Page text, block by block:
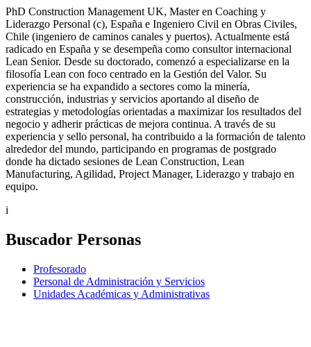
PhD Construction Management UK, Master en Coaching y
Liderazgo Personal (c), España e Ingeniero Civil en Obras Civiles,
Chile (ingeniero de caminos canales y puertos). Actualmente está
radicado en España y se desempeña como consultor internacional
Lean Senior. Desde su doctorado, comenzó a especializarse en la
filosofía Lean con foco centrado en la Gestión del Valor. Su
experiencia se ha expandido a sectores como la minería,
construcción, industrias y servicios aportando al diseño de
estrategias y metodologías orientadas a maximizar los resultados del
negocio y adherir prácticas de mejora continua. A través de su
experiencia y sello personal, ha contribuido a la formación de talento
alrededor del mundo, participando en programas de postgrado
donde ha dictado sesiones de Lean Construction, Lean
Manufacturing, Agilidad, Project Manager, Liderazgo y trabajo en
equipo.
i
Buscador Personas
Profesorado
Personal de Administración y Servicios
Unidades Académicas y Administrativas